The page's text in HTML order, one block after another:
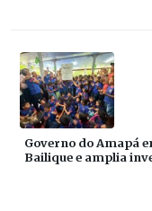
Governo do Amapá
Bailique e amplia